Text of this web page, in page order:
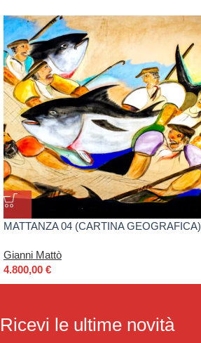
MATTANZA 04 (CARTINA GEOGRAFICA)
Gianni Mattò
4.800,00 €
Ricevi le ultime novità